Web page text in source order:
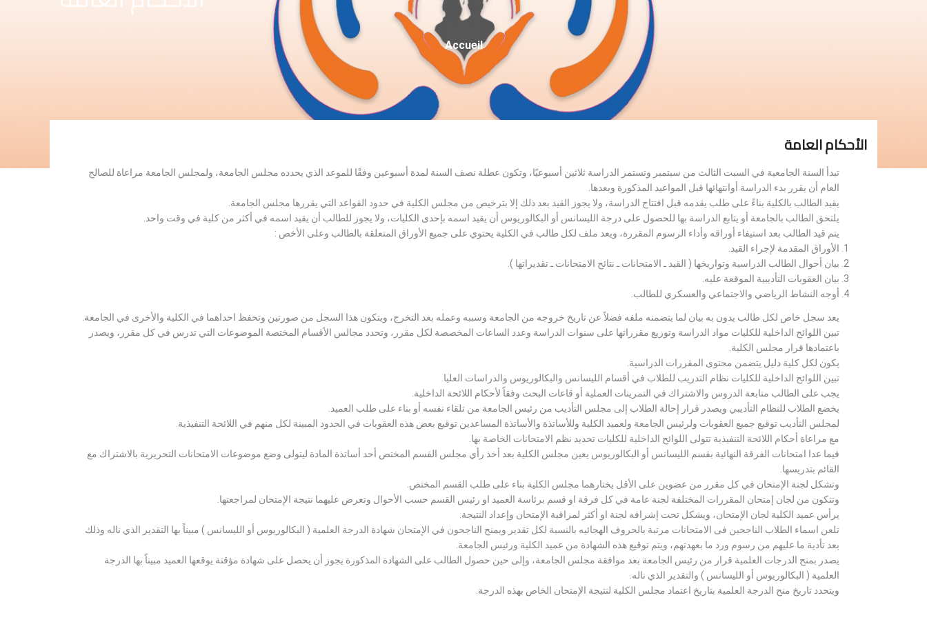
Fil
D'Ariane
Accueil
الأحكام العامة
تبدأ السنة الجامعية في السبت الثالث من سبتمبر وتستمر الدراسة ثلاثين أسبوعيًا، وتكون عطلة نصف السنة لمدة أسبوعين وفقًا للموعد الذي يحدده مجلس الجامعة، ولمجلس الجامعة مراعاة للصالح
العام أن يقرر بدء الدراسة أوانتهائها قبل المواعيد المذكورة وبعدها.
يقيد الطالب بالكلية بناءً على طلب يقدمه قبل افتتاح الدراسة، ولا يجوز القيد بعد ذلك إلا بترخيص من مجلس الكلية في حدود القواعد التي يقررها مجلس الجامعة.
يلتحق الطالب بالجامعة أو يتابع الدراسة بها للحصول على درجة الليسانس أو البكالوريوس أن يقيد اسمه بإحدى الكليات، ولا يجوز للطالب أن يقيد اسمه في أكثر من كلية في وقت واحد.
يتم قيد الطالب بعد استيفاء أوراقه وأداء الرسوم المقررة، ويعد ملف لكل طالب في الكلية يحتوي على جميع الأوراق المتعلقة بالطالب وعلى الأخص :
الأوراق المقدمة لإجراء القيد.
بيان أحوال الطالب الدراسية وتواريخها ( القيد ـ الامتحانات ـ نتائح الامتحانات ـ تقديراتها ).
بيان العقوبات التأديبية الموقعة عليه.
أوجه النشاط الرياضي والاجتماعي والعسكري للطالب.
يعد سجل خاص لكل طالب يدون به بيان لما يتضمنه ملفه فضلاً عن تاريخ خروجه من الجامعة وسببه وعمله بعد التخرج، ويتكون هذا السجل من صورتين وتحفظ احداهما في الكلية والأخرى في الجامعة.
تبين اللوائح الداخلية للكليات مواد الدراسة وتوزيع مقرراتها على سنوات الدراسة وعدد الساعات المخصصة لكل مقرر، وتحدد مجالس الأقسام المختصة الموضوعات التي تدرس في كل مقرر، ويصدر
باعتمادها قرار مجلس الكلية.
يكون لكل كلية دليل يتضمن محتوى المقررات الدراسية.
تبين اللوائح الداخلية للكليات نظام التدريب للطلاب في أقسام الليسانس والبكالوريوس والدراسات العليا.
يجب على الطالب متابعة الدروس والاشتراك في التمرينات العملية أو قاعات البحث وفقاً لأحكام اللائحة الداخلية.
يخضع الطلاب للنظام التأديبي ويصدر قرار إحالة الطلاب إلى مجلس التأديب من رئيس الجامعة من تلقاء نفسه أو بناء على طلب العميد.
لمجلس التأديب توقيع جميع العقوبات ولرئيس الجامعة ولعميد الكلية وللأساتذة والأساتذة المساعدين توقيع بعض هذه العقوبات في الحدود المبينة لكل منهم في اللائحة التنفيذية.
مع مراعاة أحكام اللائحة التنفيذية تتولى اللوائح الداخلية للكليات تحديد نظم الامتحانات الخاصة بها.
فيما عدا امتحانات الفرقة النهائية بقسم الليسانس أو البكالوريوس يعين مجلس الكلية بعد أخذ رأي مجلس القسم المختص أحد أساتذة المادة ليتولى وضع موضوعات الامتحانات التحريرية بالاشتراك مع
القائم بتدريسها.
وتشكل لجنة الإمتحان في كل مقرر من عضوين على الأقل يختارهما مجلس الكلية بناء على طلب القسم المختص.
وتتكون من لجان إمتحان المقررات المختلفة لجنة عامة في كل فرقة او قسم برئاسة العميد او رئيس القسم حسب الأحوال وتعرض عليهما نتيجة الإمتحان لمراجعتها.
يرأس عميد الكلية لجان الإمتحان، ويشكل تحت إشرافه لجنة او أكثر لمراقبة الإمتحان وإعداد النتيجة.
تلعن اسماء الطلاب الناجحين فى الامتحانات مرتبة بالحروف الهجائيه بالنسبة لكل تقدير ويمنح الناجحون في الإمتحان شهادة الدرجة العلمية ( البكالوريوس أو الليسانس ) مبيناً بها التقدير الذي ناله وذلك
بعد تأدية ما عليهم من رسوم ورد ما بعهدتهم، ويتم توقيع هذه الشهادة من عميد الكلية ورئيس الجامعة.
يصدر بمنح الدرجات العلمية قرار من رئيس الجامعة بعد موافقة مجلس الجامعة، وإلى حين حصول الطالب على الشهادة المذكورة يجوز أن يحصل على شهادة مؤقتة يوقعها العميد مبيناً بها الدرجة
العلمية ( البكالوريوس أو الليسانس ) والتقدير الذي ناله.
ويتحدد تاريخ منح الدرجة العلمية بتاريخ اعتماد مجلس الكلية لنتيجة الإمتحان الخاص بهذه الدرجة.